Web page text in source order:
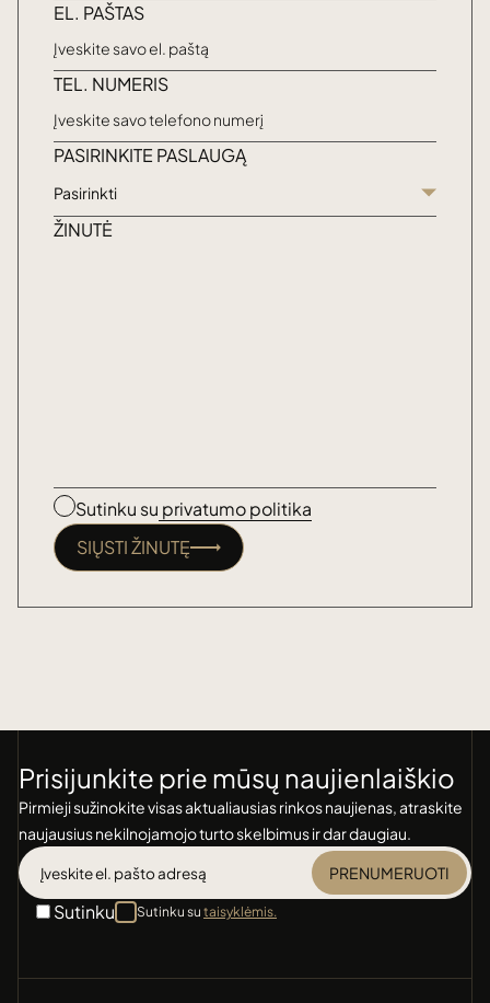
EL. PAŠTAS
TEL. NUMERIS
PASIRINKITE PASLAUGĄ
Pasirinkti
ŽINUTĖ
Sutinku su privatumo politika
SIŲSTI ŽINUTĘ
Prisijunkite prie mūsų naujienlaiškio
Pirmieji sužinokite visas aktualiausias rinkos naujienas, atraskite
naujausius nekilnojamojo turto skelbimus ir dar daugiau.
PRENUMERUOTI
Sutinku Sutinku su taisyklėmis.